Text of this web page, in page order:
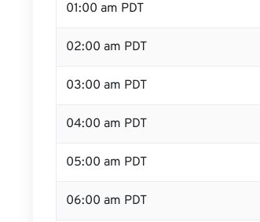
01:00 am PDT
02:00 am PDT
03:00 am PDT
04:00 am PDT
05:00 am PDT
06:00 am PDT